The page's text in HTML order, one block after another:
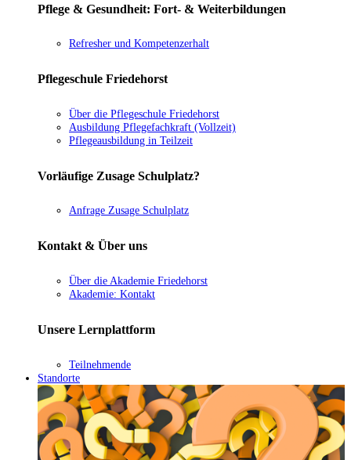
Pflege & Gesundheit: Fort- & Weiterbildungen
Refresher und Kompetenzerhalt
Pflegeschule Friedehorst
Über die Pflegeschule Friedehorst
Ausbildung Pflegefachkraft (Vollzeit)
Pflegeausbildung in Teilzeit
Vorläufige Zusage Schulplatz?
Anfrage Zusage Schulplatz
Kontakt & Über uns
Über die Akademie Friedehorst
Akademie: Kontakt
Unsere Lernplattform
Teilnehmende
Standorte